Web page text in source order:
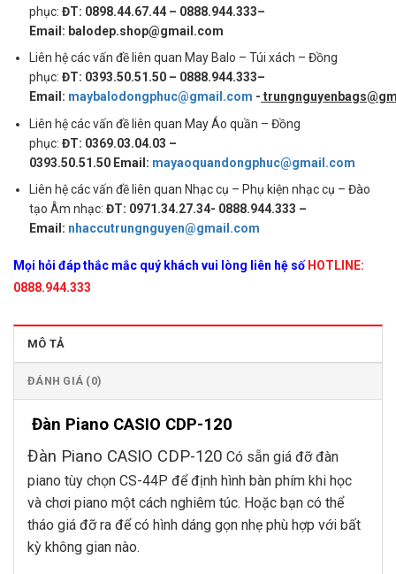
phục:ĐT: 0898.44.67.44 – 0888.944.333–
Email: balodep.shop@gmail.com
Liên hệ các vấn đề liên quan May Balo – Túi xách – Đồng
phục:ĐT: 0393.50.51.50 – 0888.944.333–
Email: maybalodongphuc@gmail.com -
Liên hệ các vấn đề liên quan May Áo quần – Đồng
phục:ĐT: 0369.03.04.03 –
0393.50.51.50 Email: mayaoquandongphuc@gmail.com
Liên hệ các vấn đề liên quan Nhạc cụ – Phụ kiện nhạc cụ – Đào
tạo Âm nhạc:ĐT: 0971.34.27.34- 0888.944.333 –
Email: nhaccutrungnguyen@gmail.com
Mọi hỏi đáp thắc mắc quý khách vui lòng liên hệ số HOTLINE:
0888.944.333
MÔ TẢ
ĐÁNH GIÁ (0)
Đàn Piano CASIO CDP-120
Đàn Piano CASIO CDP-120 Có sẵn giá đỡ đàn
piano tùy chọn CS-44P để định hình bàn phím khi học
và chơi piano một cách nghiêm túc. Hoặc bạn có thể
tháo giá đỡ ra để có hình dáng gọn nhẹ phù hợp với bất
kỳ không gian nào.